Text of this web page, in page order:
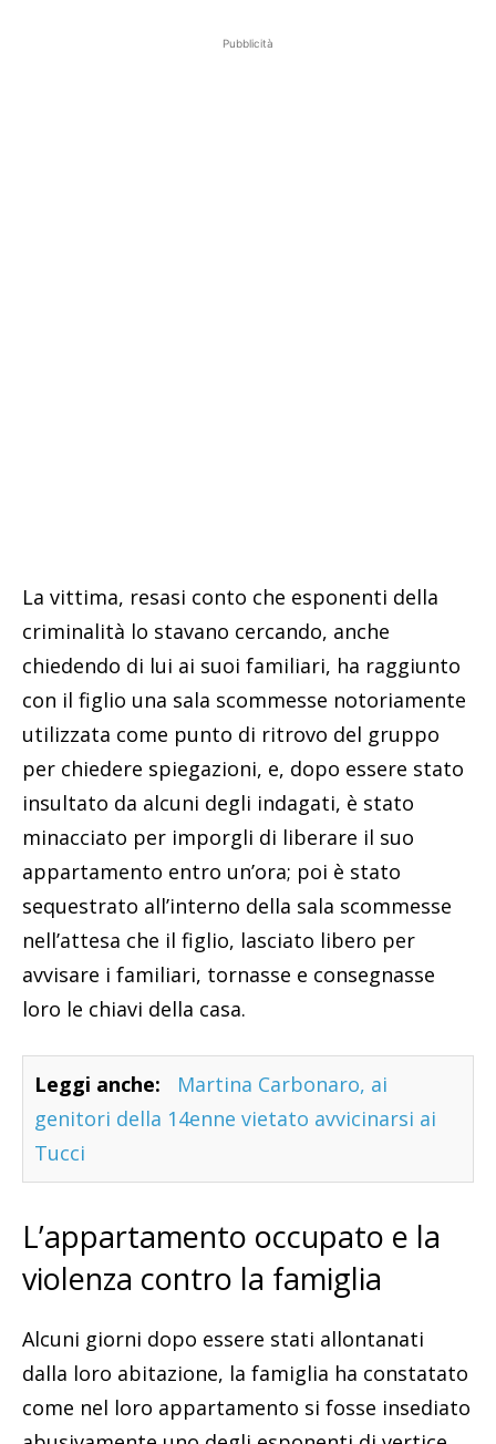
Pubblicità
La vittima, resasi conto che esponenti della
criminalità lo stavano cercando, anche
chiedendo di lui ai suoi familiari, ha raggiunto
con il figlio una sala scommesse notoriamente
utilizzata come punto di ritrovo del gruppo
per chiedere spiegazioni, e, dopo essere stato
insultato da alcuni degli indagati, è stato
minacciato per imporgli di liberare il suo
appartamento entro un’ora; poi è stato
sequestrato all’interno della sala scommesse
nell’attesa che il figlio, lasciato libero per
avvisare i familiari, tornasse e consegnasse
loro le chiavi della casa.
Leggi anche:
Martina Carbonaro, ai
genitori della 14enne vietato avvicinarsi ai
Tucci
L’appartamento occupato e la
violenza contro la famiglia
Alcuni giorni dopo essere stati allontanati
dalla loro abitazione, la famiglia ha constatato
come nel loro appartamento si fosse insediato